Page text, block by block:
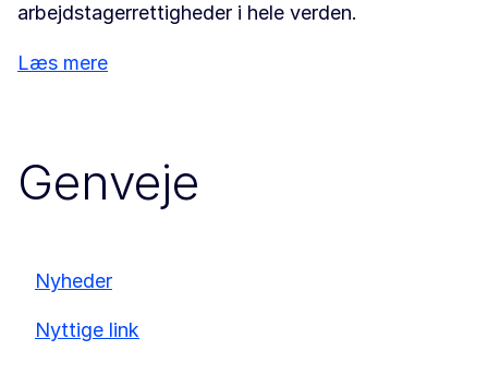
arbejdstagerrettigheder i hele verden.
Læs mere
Genveje
Nyheder
Nyttige link